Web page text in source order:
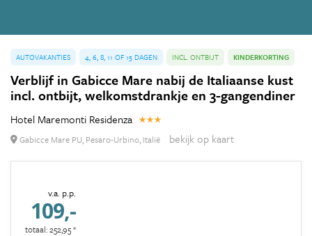
AUTOVAKANTIES 4, 6, 8, 11 OF 15 DAGEN INCL. ONTBIJT KINDERKORTING
Verblijf in Gabicce Mare nabij de Italiaanse kust
incl. ontbijt, welkomstdrankje en 3-gangendiner
Hotel Maremonti Residenza
Gabicce Mare PU, Pesaro-Urbino, Italië bekijk op kaart
v.a. p.p.
109,-
totaal: 252,95 *